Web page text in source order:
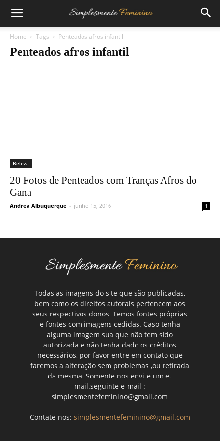
Home Tags Penteados afros infantil
Penteados afros infantil
Beleza
20 Fotos de Penteados com Tranças Afros do
Gana
Andrea Albuquerque - junho 15, 2016 1
Todas as imagens do site que são publicadas,
bem como os direitos autorais pertencem aos
seus respectivos donos. Temos fontes próprias
e fontes com imagens cedidas. Caso tenha
alguma imagem sua que não tem sido
autorizada e não tenha dado os créditos
necessários, por favor entre em contato que
faremos a alteração sem problemas ,ou retirada
da mesma. Somente nos envi-e um e-
mail.seguinte e-mail :
simplesmentefeminino@gmail.com
Contate-nos: simplesmentefeminino@gmail.com